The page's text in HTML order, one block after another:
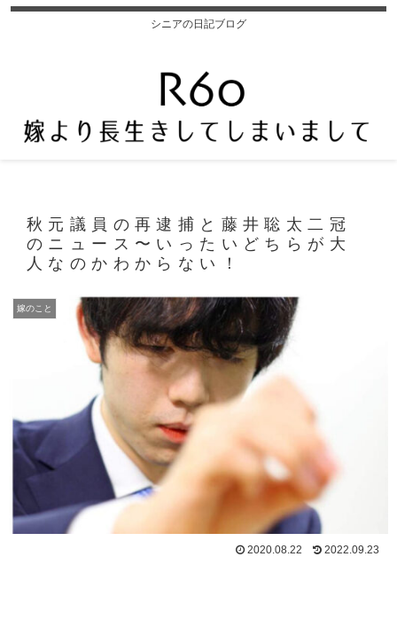
シニアの日記ブログ
秋元議員の再逮捕と藤井聡太二冠
のニュース〜いったいどちらが大
人なのかわからない！
嫁のこと
2020.08.22 2022.09.23